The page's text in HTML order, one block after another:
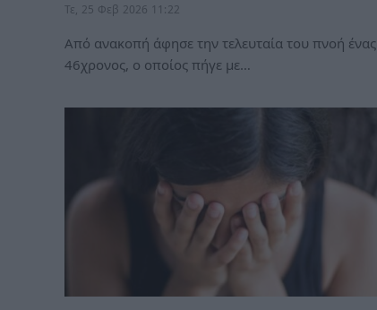
Τε, 25 Φεβ 2026 11:22
Από ανακοπή άφησε την τελευταία του πνοή ένας
46χρονος, ο οποίος πήγε με…